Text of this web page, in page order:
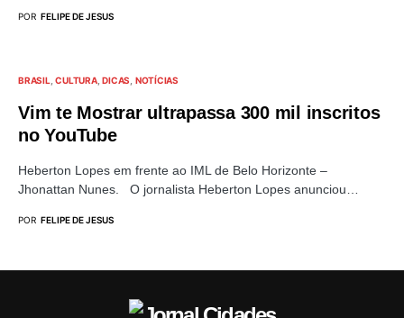
POR FELIPE DE JESUS
BRASIL CULTURA DICAS NOTÍCIAS
Vim te Mostrar ultrapassa 300 mil inscritos
no YouTube
Heberton Lopes em frente ao IML de Belo Horizonte –
Jhonattan Nunes. O jornalista Heberton Lopes anunciou…
POR FELIPE DE JESUS